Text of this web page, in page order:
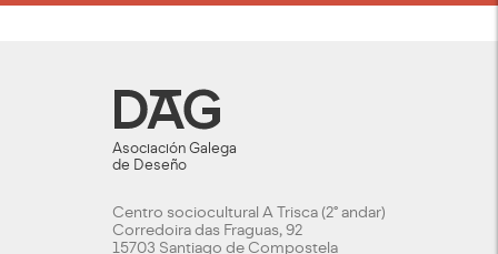
Asociación Galega
de Deseño
Centro sociocultural A Trisca (2º andar)
Corredoira das Fraguas, 92
15703 Santiago de Compostela